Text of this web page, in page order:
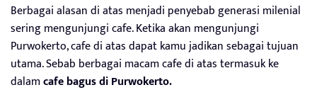
Berbagai alasan di atas menjadi penyebab generasi milenial
sering mengunjungi cafe. Ketika akan mengunjungi
Purwokerto, cafe di atas dapat kamu jadikan sebagai tujuan
utama. Sebab berbagai macam cafe di atas termasuk ke
dalamcafe bagus di Purwokerto.